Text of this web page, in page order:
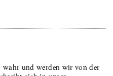
und werden wir von der